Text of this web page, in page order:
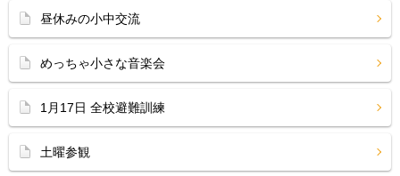
昼休みの小中交流
めっちゃ小さな音楽会
1月17日 全校避難訓練
土曜参観